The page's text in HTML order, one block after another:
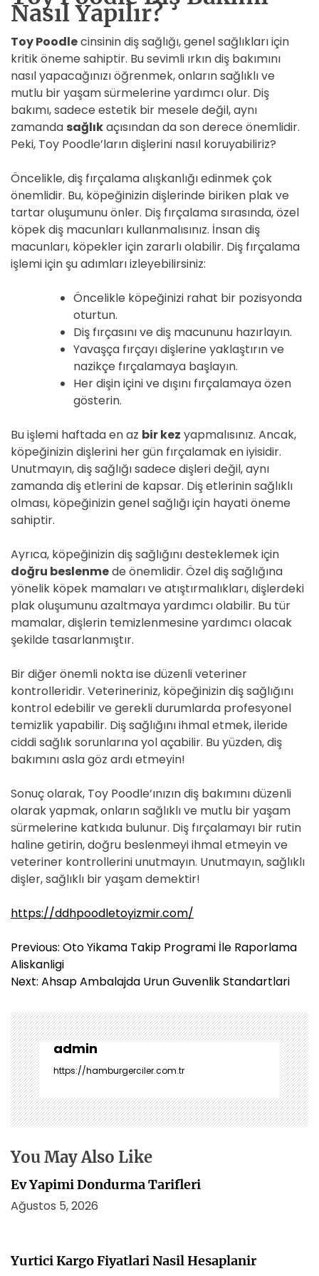
Nasıl Yapılır?
Toy Poodlecinsinin diş sağlığı, genel sağlıkları için
kritik öneme sahiptir. Bu sevimli ırkın diş bakımını
nasıl yapacağınızı öğrenmek, onların sağlıklı ve
mutlu bir yaşam sürmelerine yardımcı olur. Diş
bakımı, sadece estetik bir mesele değil, aynı
zamanda sağlıkaçısından da son derece önemlidir.
Peki, Toy Poodle’ların dişlerini nasıl koruyabiliriz?
Öncelikle, diş fırçalama alışkanlığı edinmek çok
önemlidir. Bu, köpeğinizin dişlerinde biriken plak ve
tartar oluşumunu önler. Diş fırçalama sırasında, özel
köpek diş macunları kullanmalısınız. İnsan diş
macunları, köpekler için zararlı olabilir. Diş fırçalama
işlemi için şu adımları izleyebilirsiniz:
Öncelikle köpeğinizi rahat bir pozisyonda
oturtun.
Diş fırçasını ve diş macununu hazırlayın.
Yavaşça fırçayı dişlerine yaklaştırın ve
nazikçe fırçalamaya başlayın.
Her dişin içini ve dışını fırçalamaya özen
gösterin.
Bu işlemi haftada en az bir kez yapmalısınız. Ancak,
köpeğinizin dişlerini her gün fırçalamak en iyisidir.
Unutmayın, diş sağlığı sadece dişleri değil, aynı
zamanda diş etlerini de kapsar. Diş etlerinin sağlıklı
olması, köpeğinizin genel sağlığı için hayati öneme
sahiptir.
Ayrıca, köpeğinizin diş sağlığını desteklemek için
doğru beslenmede önemlidir. Özel diş sağlığına
yönelik köpek mamaları ve atıştırmalıkları, dişlerdeki
plak oluşumunu azaltmaya yardımcı olabilir. Bu tür
mamalar, dişlerin temizlenmesine yardımcı olacak
şekilde tasarlanmıştır.
Bir diğer önemli nokta ise düzenli veteriner
kontrolleridir. Veterineriniz, köpeğinizin diş sağlığını
kontrol edebilir ve gerekli durumlarda profesyonel
temizlik yapabilir. Diş sağlığını ihmal etmek, ileride
ciddi sağlık sorunlarına yol açabilir. Bu yüzden, diş
bakımını asla göz ardı etmeyin!
Sonuç olarak, Toy Poodle’ınızın diş bakımını düzenli
olarak yapmak, onların sağlıklı ve mutlu bir yaşam
sürmelerine katkıda bulunur. Diş fırçalamayı bir rutin
haline getirin, doğru beslenmeyi ihmal etmeyin ve
veteriner kontrollerini unutmayın. Unutmayın, sağlıklı
dişler, sağlıklı bir yaşam demektir!
https://ddhpoodletoyizmir.com/
Y
a
z
g
e
z
i
n
m
e
i
Previous: Oto Yikama Takip Programi İle Raporlama
Aliskanligi
Next: Ahsap Ambalajda Urun Guvenlik Standartlari
admin
https://hamburgerciler.com.tr
You May Also Like
Ev Yapimi Dondurma Tarifleri
Ağustos 5, 2026
Yurtici Kargo Fiyatlari Nasil Hesaplanir